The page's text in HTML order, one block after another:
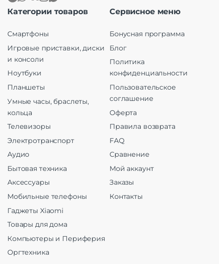
Категории товаров
Смартфоны
Игровые приставки, диски
и консоли
Ноутбуки
Планшеты
Умные часы, браслеты,
кольца
Телевизоры
Электротранспорт
Аудио
Бытовая техника
Аксессуары
Мобильные телефоны
Гаджеты Xiaomi
Товары для дома
Компьютеры и Периферия
Оргтехника
Сервисное меню
Бонусная программа
Блог
Политика
конфиденциальности
Пользовательское
соглашение
Оферта
Правила возврата
FAQ
Сравнение
Мой аккаунт
Заказы
Контакты